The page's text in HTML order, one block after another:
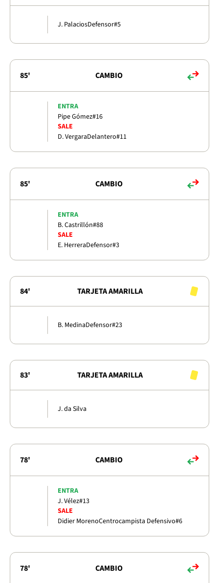
J. PalaciosDefensor#5
85' CAMBIO
ENTRA
Pipe Gómez#16
SALE
D. VergaraDelantero#11
85' CAMBIO
ENTRA
B. Castrillón#88
SALE
E. HerreraDefensor#3
84' TARJETA AMARILLA
B. MedinaDefensor#23
83' TARJETA AMARILLA
J. da Silva
78' CAMBIO
ENTRA
J. Vélez#13
SALE
Didier MorenoCentrocampista Defensivo#6
78' CAMBIO